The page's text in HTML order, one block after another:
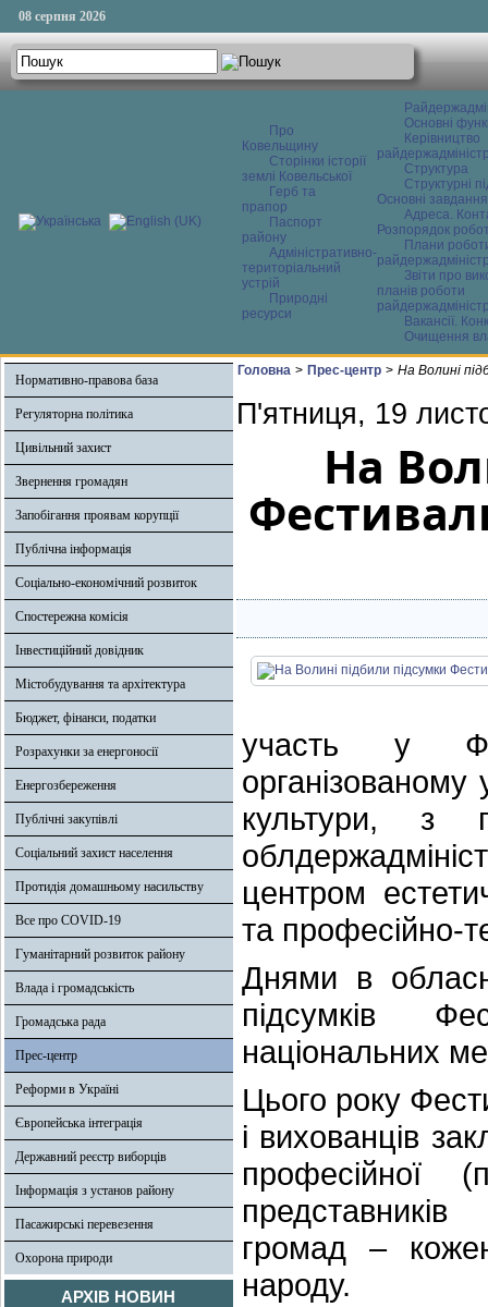
08 серпня 2026
Про
Ковельщину
Сторінки історії
землі Ковельської
Герб та
прапор
Паспорт
району
Адміністративно-
територіальний
устрій
Природні
ресурси
Основні
Керівництво
Структура
Структурні
Основні завдання
Адреса.
Розпорядок
Плани
Звіти про
планів роботи
Вакансії.
Очищення
Нормативно-правова база
Регуляторна політика
Цивільний захист
Звернення громадян
Запобігання проявам корупції
Публічна інформація
Соціально-економічний розвиток
Спостережна комісія
Інвестиційний довідник
Містобудування та архітектура
Бюджет, фінанси, податки
Розрахунки за енергоносії
Енергозбереження
Публічні закупівлі
Соціальний захист населення
Протидія домашньому насильству
Все про COVID-19
Гуманітарний розвиток району
Влада і громадськість
Громадська рада
Прес-центр
Реформи в Україні
Європейська інтеграція
Державний реєстр виборців
Інформація з установ району
Пасажирські перевезення
Охорона природи
АРХІВ НОВИН
Головна > Прес-центр > На Волині
П'ятниця, 19
На
участь у
організованому
культури, з
центром
та професійно-
Днями в
підсумків
національних
Цього року
і вихованців
професійної
громад –
народу.